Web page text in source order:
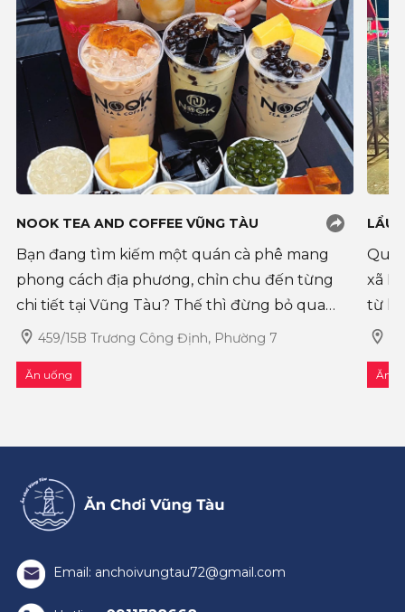
NOOK TEA AND COFFEE VŨNG TÀU
Bạn đang tìm kiếm một quán cà phê mang
phong cách địa phương, chỉn chu đến từng
chi tiết tại Vũng Tàu? Thế thì đừng bỏ qua
Nook Tea and Coffee Vũng Tàu nhé! Nằm
Nook không ch�
459/15B Trương Công Định, Phường 7
Ăn uống
LẨU
xã
từ
qu
Ăn
Email: anchoivungtau72@gmail.com